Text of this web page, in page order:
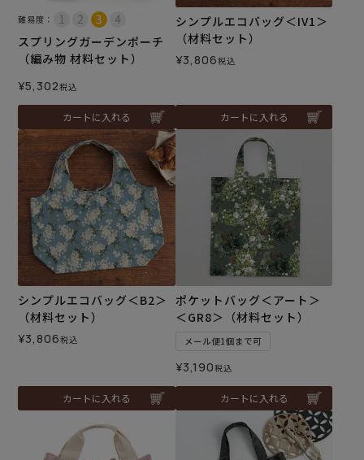
難易度：
スプリングガーデンポーチ
（編み物 材料セット）
¥5,302税込
カートに入れる
シンプルエコバッグ＜IV1＞
（材料セット）
¥3,806税込
カートに入れる
シンプルエコバッグ＜B2＞
（材料セット）
¥3,806税込
カートに入れる
ポケットバッグ＜アート＞
＜GR8＞（材料セット）
メール便1個まで可
¥3,190税込
カートに入れる